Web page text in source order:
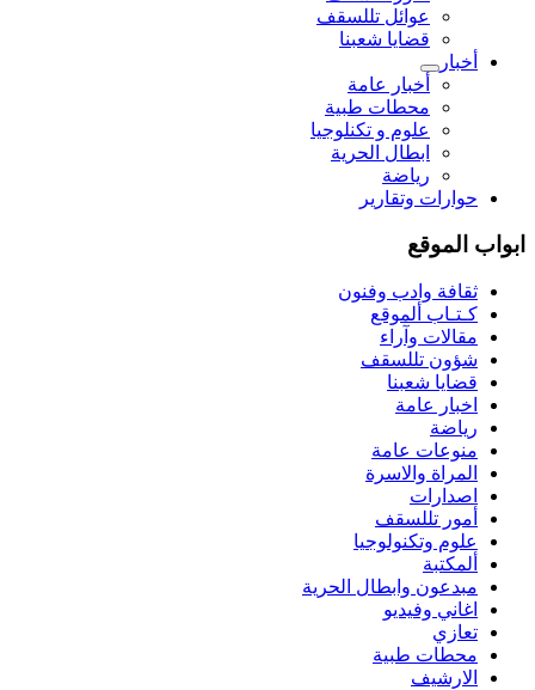
عوائل تللسقف
قضايا شعبنا
أخبار
أخبار عامة
محطات طبية
علوم و تکنلوجیا
ابطال الحرية
رياضة
حوارات وتقارير
ابواب الموقع
ثقافة وادب وفنون
كـتـاب ألموقع
مقالات وآراء
شؤون تللسقف
قضايا شعبنا
اخبار عامة
رياضة
منوعات عامة
المراة والاسرة
اصدارات
أمور تللسقف
علوم وتكنولوجيا
ألمكتبة
مبدعون وابطال الحرية
اغاني وفيديو
تعازي
محطات طبية
الارشيف